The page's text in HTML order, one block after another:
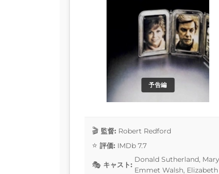
予告編
監督: Robert Redford
評価: IMDb 7.7
キャスト:
Donald Sutherland,
Emmet Walsh,